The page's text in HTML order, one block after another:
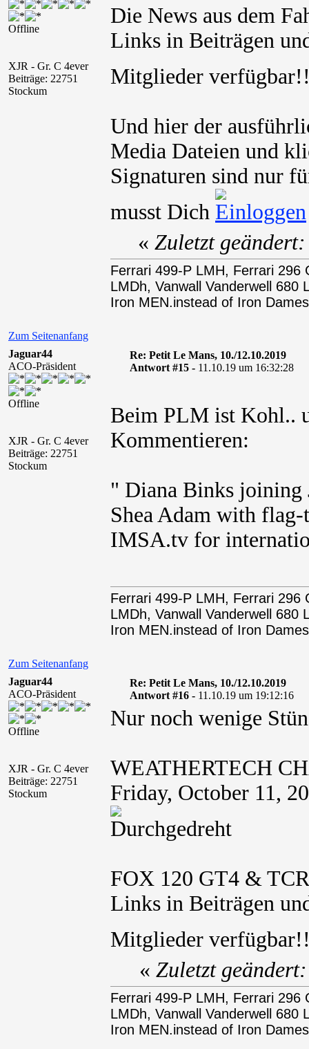
Offline
XJR - Gr. C 4ever
Beiträge: 22751
Stockum
Die News aus dem
Links in Beiträgen
Mitglieder
Und hier der
Media Dateien und
Signaturen sind nur
musst Dich
Zum Seitenanfang
« Zuletzt
Ferrari 499-P LMH, Ferrari 296
LMDh, Vanwall Vanderwell
Iron MEN.instead of Iron
Jaguar44
ACO-Präsident
Offline
XJR - Gr. C 4ever
Beiträge: 22751
Stockum
Re: Petit Le Mans, 10./12.10.2019
Antwort #15 - 11.10.19 um 16:32:28
Beim PLM ist Kohl..
Kommentieren:
" Diana Binks joining
Shea Adam with flag-
IMSA.tv for
Zum Seitenanfang
Ferrari 499-P LMH, Ferrari 296
LMDh, Vanwall Vanderwell
Iron MEN.instead of Iron
Jaguar44
ACO-Präsident
Offline
XJR - Gr. C 4ever
Beiträge: 22751
Stockum
Re: Petit Le Mans, 10./12.10.2019
Antwort #16 - 11.10.19 um 19:12:16
Nur noch wenige
WEATHERTECH
Friday, October 11,
FOX 120 GT4 &
Links in Beiträgen
Mitglieder
« Zuletzt
Ferrari 499-P LMH, Ferrari 296
LMDh, Vanwall Vanderwell
Iron MEN.instead of Iron